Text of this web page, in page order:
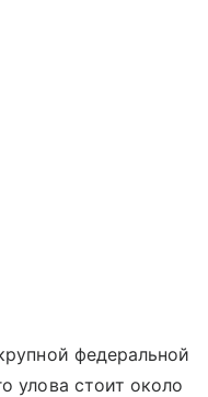
федеральной
улова стоит около